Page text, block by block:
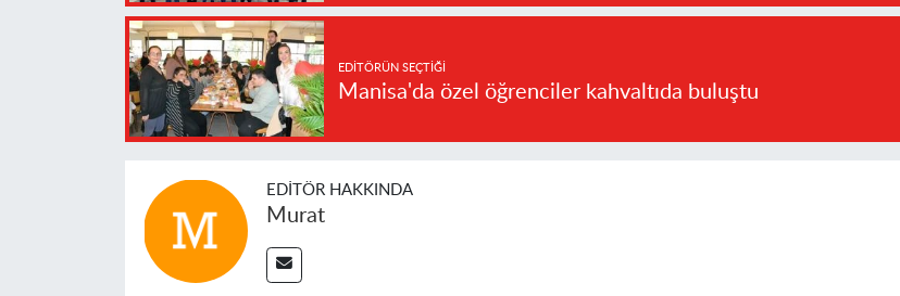
EDITÖRÜN SEÇTIĞI
Manisa'da özel öğrenciler kahvaltıda buluştu
EDITÖR HAKKINDA
Murat